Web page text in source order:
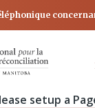
setup a